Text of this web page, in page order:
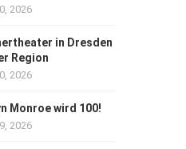
2026
in Dresden
Region
2026
Monroe wird 100!
2026